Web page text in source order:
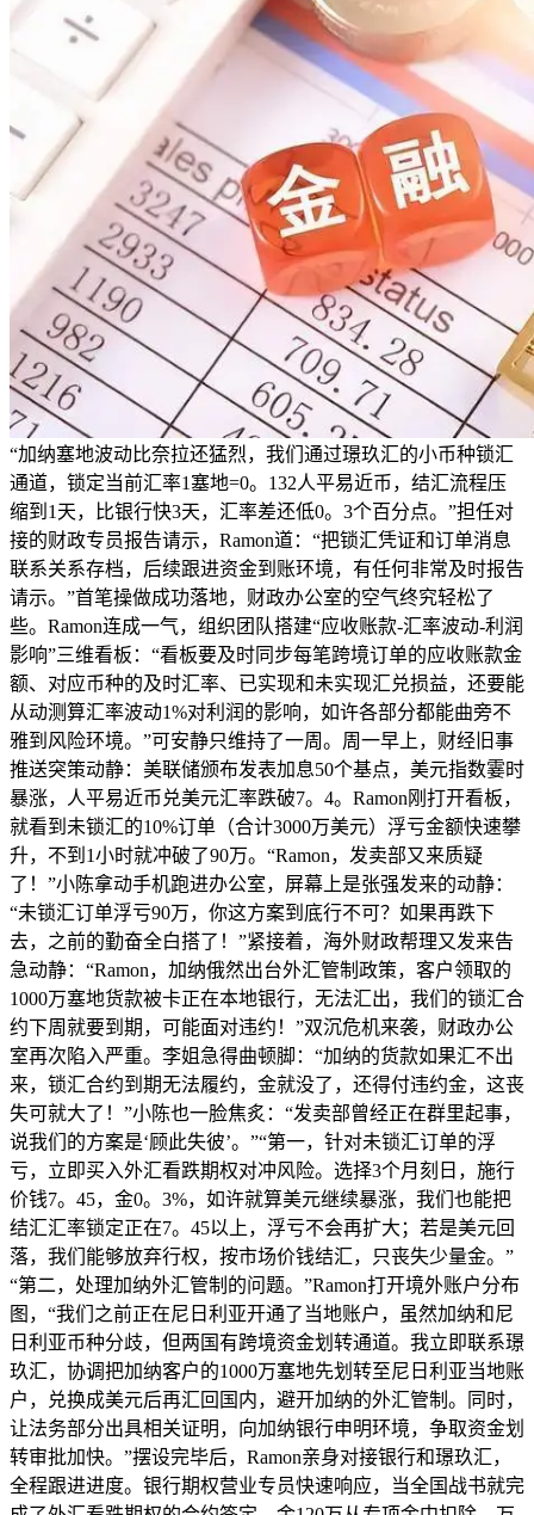
“加纳塞地波动比奈拉还猛烈，我们通过璟玖汇的小币种锁汇
通道，锁定当前汇率1塞地=0。132人平易近币，结汇流程压
缩到1天，比银行快3天，汇率差还低0。3个百分点。”担任对
接的财政专员报告请示，Ramon道：“把锁汇凭证和订单消息
联系关系存档，后续跟进资金到账环境，有任何非常及时报告
请示。”首笔操做成功落地，财政办公室的空气终究轻松了
些。Ramon连成一气，组织团队搭建“应收账款-汇率波动-利润
影响”三维看板：“看板要及时同步每笔跨境订单的应收账款金
额、对应币种的及时汇率、已实现和未实现汇兑损益，还要能
从动测算汇率波动1%对利润的影响，如许各部分都能曲旁不
雅到风险环境。”可安静只维持了一周。周一早上，财经旧事
推送突策动静：美联储颁布发表加息50个基点，美元指数霎时
暴涨，人平易近币兑美元汇率跌破7。4。Ramon刚打开看板，
就看到未锁汇的10%订单（合计3000万美元）浮亏金额快速攀
升，不到1小时就冲破了90万。“Ramon，发卖部又来质疑
了！”小陈拿动手机跑进办公室，屏幕上是张强发来的动静：
“未锁汇订单浮亏90万，你这方案到底行不可？如果再跌下
去，之前的勤奋全白搭了！”紧接着，海外财政帮理又发来告
急动静：“Ramon，加纳俄然出台外汇管制政策，客户领取的
1000万塞地货款被卡正在本地银行，无法汇出，我们的锁汇合
约下周就要到期，可能面对违约！”双沉危机来袭，财政办公
室再次陷入严重。李姐急得曲顿脚：“加纳的货款如果汇不出
来，锁汇合约到期无法履约，金就没了，还得付违约金，这丧
失可就大了！”小陈也一脸焦炙：“发卖部曾经正在群里起事，
说我们的方案是‘顾此失彼’。”“第一，针对未锁汇订单的浮
亏，立即买入外汇看跌期权对冲风险。选择3个月刻日，施行
价钱7。45，金0。3%，如许就算美元继续暴涨，我们也能把
结汇汇率锁定正在7。45以上，浮亏不会再扩大；若是美元回
落，我们能够放弃行权，按市场价钱结汇，只丧失少量金。”
“第二，处理加纳外汇管制的问题。”Ramon打开境外账户分布
图，“我们之前正在尼日利亚开通了当地账户，虽然加纳和尼
日利亚币种分歧，但两国有跨境资金划转通道。我立即联系璟
玖汇，协调把加纳客户的1000万塞地先划转至尼日利亚当地账
户，兑换成美元后再汇回国内，避开加纳的外汇管制。同时，
让法务部分出具相关证明，向加纳银行申明环境，争取资金划
转审批加快。”摆设完毕后，Ramon亲身对接银行和璟玖汇，
全程跟进进度。银行期权营业专员快速响应，当全国战书就完